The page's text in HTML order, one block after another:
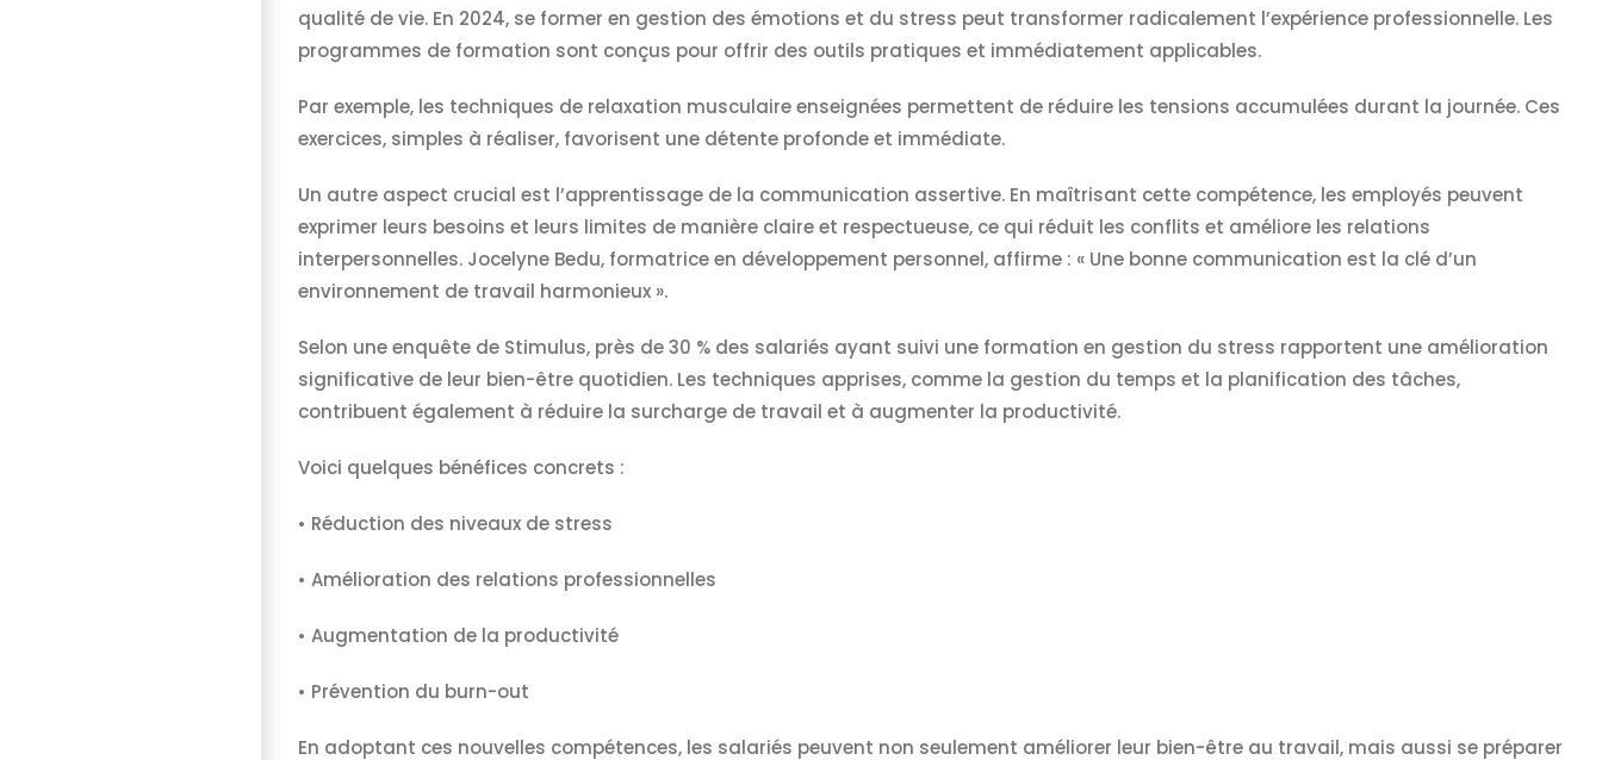
qualité de vie. En 2024, se former en gestion des émotions et du stress peut transformer radicalement l’expérience professionnelle. Les
programmes de formation sont conçus pour offrir des outils pratiques et immédiatement applicables.
Par exemple, les techniques de relaxation musculaire enseignées permettent de réduire les tensions accumulées durant la journée. Ces
exercices, simples à réaliser, favorisent une détente profonde et immédiate.
Un autre aspect crucial est l’apprentissage de la communication assertive. En maîtrisant cette compétence, les employés peuvent
exprimer leurs besoins et leurs limites de manière claire et respectueuse, ce qui réduit les conflits et améliore les relations
interpersonnelles. Jocelyne Bedu, formatrice en développement personnel, affirme : « Une bonne communication est la clé d’un
environnement de travail harmonieux ».
Selon une enquête de Stimulus, près de 30 % des salariés ayant suivi une formation en gestion du stress rapportent une amélioration
significative de leur bien-être quotidien. Les techniques apprises, comme la gestion du temps et la planification des tâches,
contribuent également à réduire la surcharge de travail et à augmenter la productivité.
Voici quelques bénéfices concrets :
• Réduction des niveaux de stress
• Amélioration des relations professionnelles
• Augmentation de la productivité
• Prévention du burn-out
En adoptant ces nouvelles compétences, les salariés peuvent non seulement améliorer leur bien-être au travail, mais aussi se préparer